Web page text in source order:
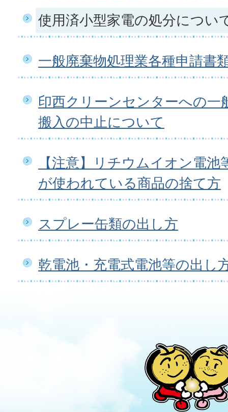
使用済小型家電の処分につい
一般廃棄物処理業各種申請書
印西クリーンセンターへの一
搬入の中止について
【注意】リチウムイオン電池
が使われている商品の捨て方
スプレー缶類の出し方
乾電池・充電式電池等の出し